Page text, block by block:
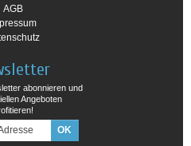
AGB
abonnieren und
Angeboten